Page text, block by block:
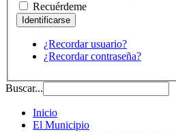
Recuérdeme
¿Recordar usuario?
¿Recordar contraseña?
Buscar...
Inicio
El Municipio